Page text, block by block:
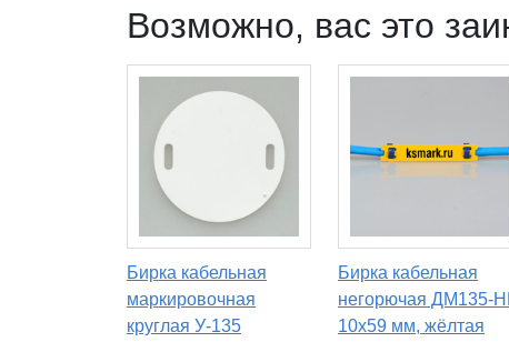
Возможно, вас это
Бирка кабельная
маркировочная
круглая У-135
Бирка кабельная
негорючая ДМ135-
10х59 мм, жёлтая